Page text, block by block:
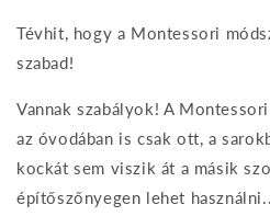
Tévhit, hogy a Montessori
szabad!
Vannak szabályok! A
az óvodában is csak ott, a
kockát sem viszik át a másik
építőszőnyegen lehet